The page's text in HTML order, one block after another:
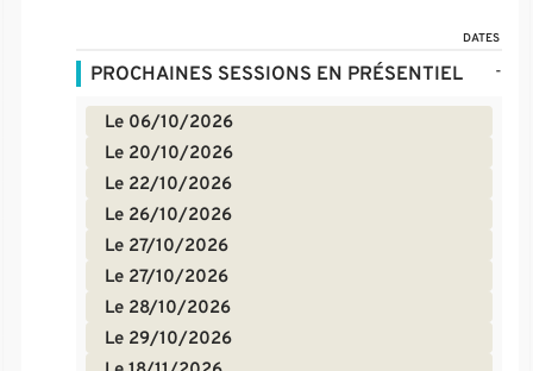
DATES
PROCHAINES SESSIONS EN PRÉSENTIEL -
Le 06/10/2026
Le 20/10/2026
Le 22/10/2026
Le 26/10/2026
Le 27/10/2026
Le 27/10/2026
Le 28/10/2026
Le 29/10/2026